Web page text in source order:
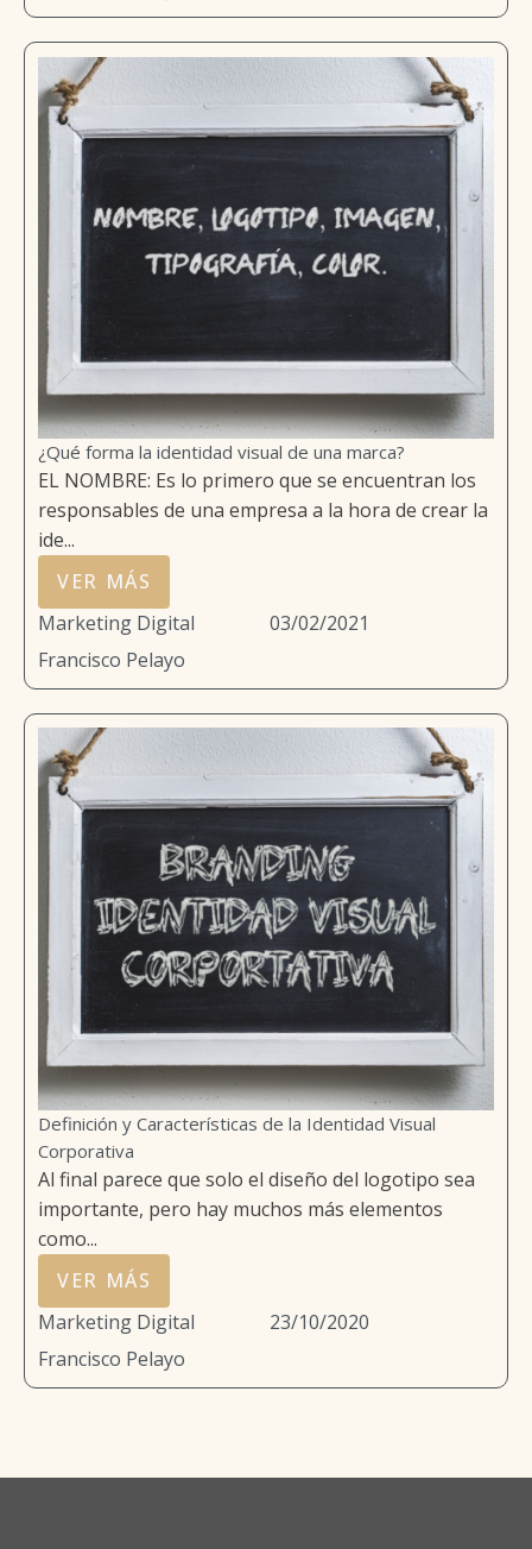
¿Qué forma la identidad visual de una marca?
EL NOMBRE: Es lo primero que se encuentran los
responsables de una empresa a la hora de crear la
ide...
VER MÁS
Marketing Digital
03/02/2021
Francisco Pelayo
Definición y Características de la Identidad Visual
Corporativa
Al final parece que solo el diseño del logotipo sea
importante, pero hay muchos más elementos
como...
VER MÁS
Marketing Digital
23/10/2020
Francisco Pelayo